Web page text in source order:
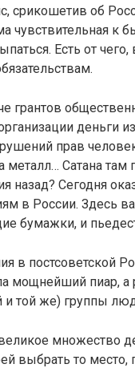
срикошетив об
чувствительная к
Есть от
грантов
деньги
прав
металл… Сатана там
назад? Сегодня
в России. Здесь
бумажки, и
в постсоветской
мощнейший пиар, а
и той же) группы
множество
выбрать то